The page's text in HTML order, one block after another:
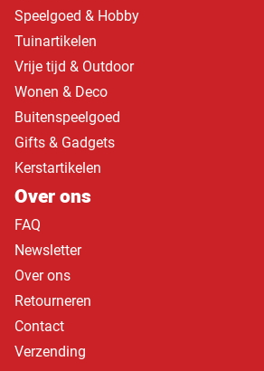
Speelgoed & Hobby
Tuinartikelen
Vrije tijd & Outdoor
Wonen & Deco
Buitenspeelgoed
Gifts & Gadgets
Kerstartikelen
Over ons
FAQ
Newsletter
Over ons
Retourneren
Contact
Verzending